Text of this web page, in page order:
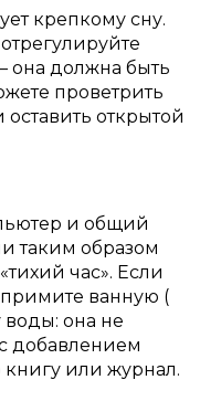
крепкому сну.
она должна быть
проветрить
открытой
и общий
таким образом
час». Если
ванную (
воды: она не
добавлением
или журнал.